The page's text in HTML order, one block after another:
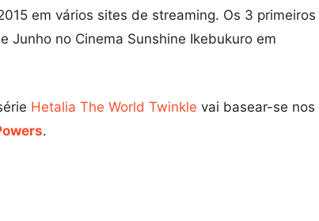
em vários sites de streaming. Os 3 primeiros
Junho no Cinema Sunshine Ikebukuro em
Hetalia The World Twinkle vai basear-se nos
.